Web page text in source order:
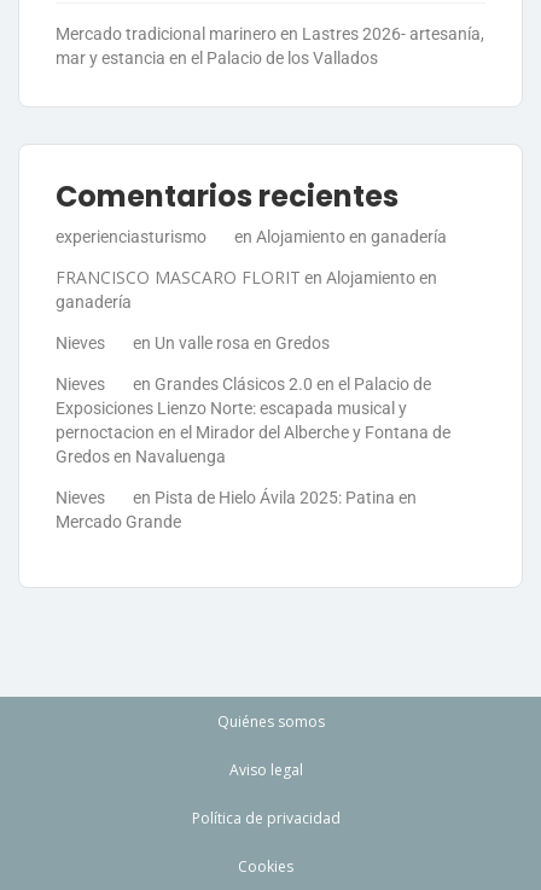
Mercado tradicional marinero en Lastres 2026- artesanía,
mar y estancia en el Palacio de los Vallados
Comentarios recientes
experienciasturismo en Alojamiento en ganadería
FRANCISCO MASCARO FLORIT en Alojamiento en
ganadería
Nieves en Un valle rosa en Gredos
Nieves en Grandes Clásicos 2.0 en el Palacio de
Exposiciones Lienzo Norte: escapada musical y
pernoctacion en el Mirador del Alberche y Fontana de
Gredos en Navaluenga
Nieves en Pista de Hielo Ávila 2025: Patina en
Mercado Grande
Quiénes somos
Aviso legal
Política de privacidad
Cookies